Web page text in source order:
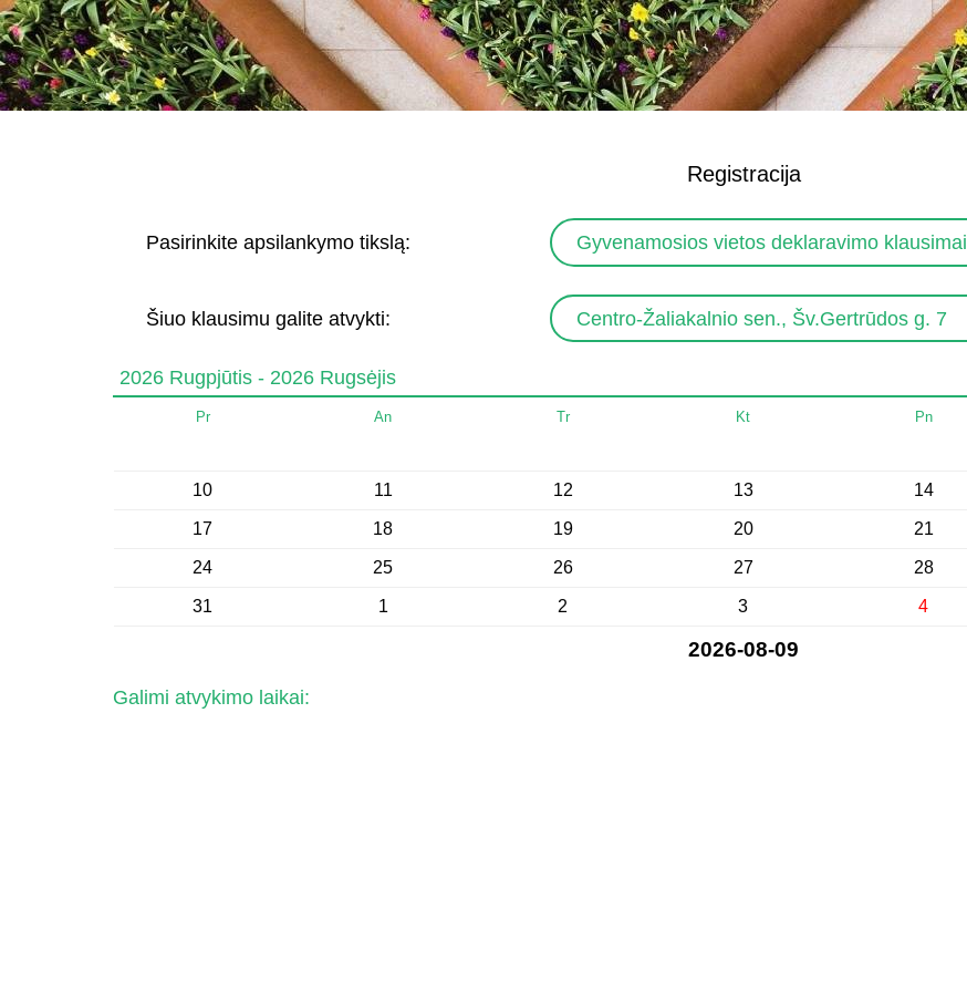
Registracija
Pasirinkite apsilankymo tikslą: Gyvenamosios vietos deklaravimo klausimai
Šiuo klausimu galite atvykti: Centro-Žaliakalnio sen., Šv.Gertrūdos g. 7
2026 Rugpjūtis - 2026 Rugsėjis
Pr An Tr Kt Pn
10 11 12 13 14
17 18 19 20 21
24 25 26 27 28
31 1 2 3 4
2026-08-09
Galimi atvykimo laikai: